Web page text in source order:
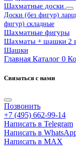
Шахматные доски
Доски (без фигур)
фигур) складные
Шахматные фигуры
Шахматы + шашки 2
Шашки
Главная Каталог 0
Связаться с нами
Позвонить
+7 (495) 662-99-14
Написать в Telegram
Написать в
Написать в MAX